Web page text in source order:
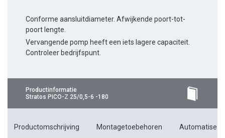
Conforme aansluitdiameter. Afwijkende poort-tot-
poort lengte.
Vervangende pomp heeft een iets lagere capaciteit.
Controleer bedrijfspunt.
Productinformatie
Stratos PICO-Z 25/0,5-6 -180
Productomschrijving Montagetoebehoren